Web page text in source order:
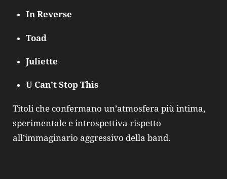
In Reverse
Toad
Juliette
U Can’t Stop This
Titoli che confermano un’atmosfera più intima,
sperimentale e introspettiva rispetto
all’immaginario aggressivo della band.